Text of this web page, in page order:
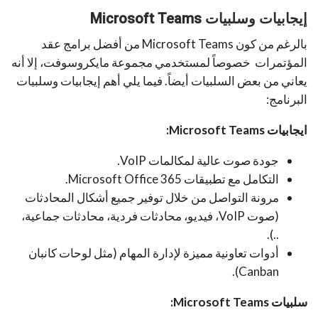
إيجابيات وسلبيات Microsoft Teams
بالرغم من كون Microsoft Teams من أفضل برامج عقد
المؤتمرات خصوصاً لمستخدمي مجموعة مايكروسوفت، إلا أنه
يعاني من بعض السلبيات أيضاً. فيما يلي أهم إيجابيات وسلبيات
البرنامج:
ايجابياتMicrosoft Teams
:
جودة صوت عالية لمكالمات VoIP.
التكامل مع تطبيقات Microsoft Office 365.
مرونة التواصل من خلال توفير جميع أشكال المحادثات
(صوت VoIP، فيديو، محادثات فردية، محادثات جماعية،
..).
أدوات تعاونية مميزة لإدارة المهام (مثل لوحات كانبان
Canban).
سلبياتMicrosoft Teams
: